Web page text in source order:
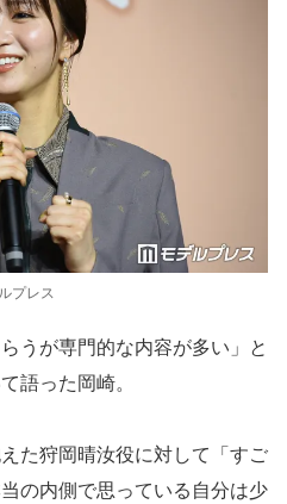
プレス
うが専門的な内容が多い」と
語った岡崎。
た狩岡晴汝役に対して「すご
の内側で思っている自分は少